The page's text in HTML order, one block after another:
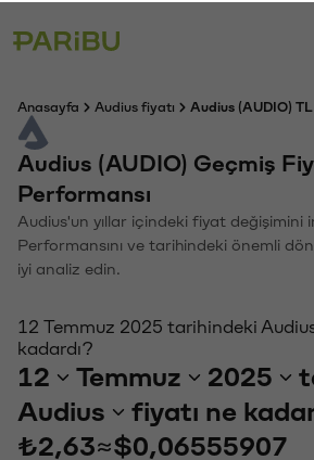
Anasayfa Audius fiyatı Audius (AUDIO)
Audius (AUDIO) Geçmiş
Performansı
Audius'un yıllar içindeki fiyat değişimini
Performansını ve tarihindeki önemli
iyi analiz edin.
12 Temmuz 2025 tarihindeki
kadardı?
12 Temmuz 2025
Audius
fiyatı ne
₺2,63≈$0,06555907